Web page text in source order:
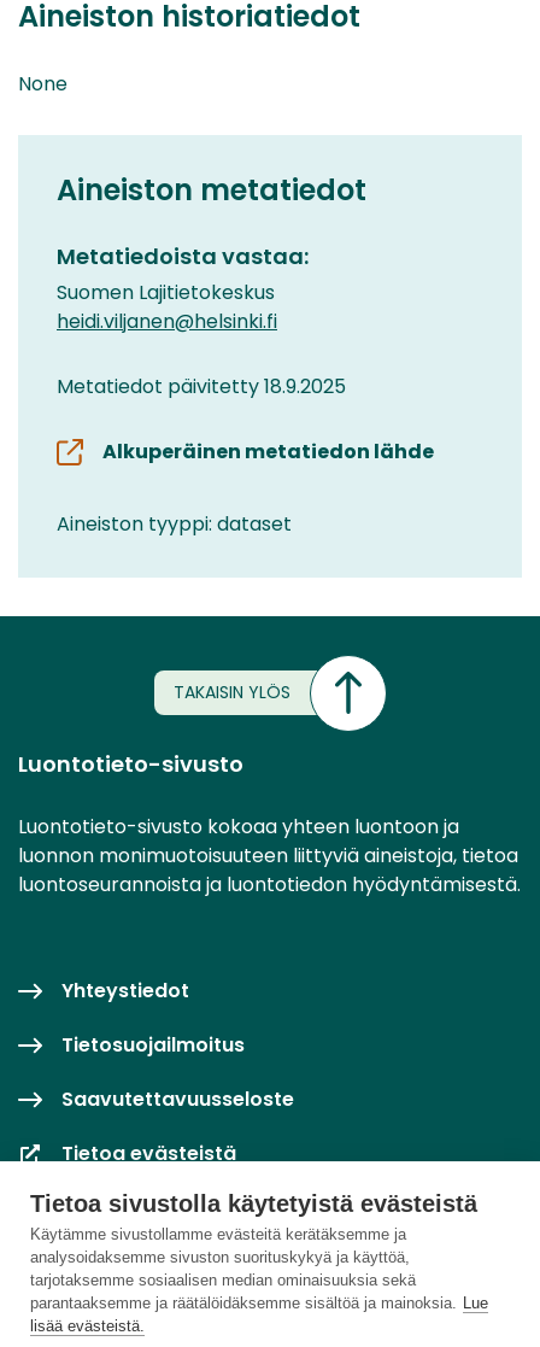
Tietoa sivustolla käytetyistä evästeistä
Käytämme sivustollamme evästeitä kerätäksemme ja
analysoidaksemme sivuston suorituskykyä ja käyttöä,
tarjotaksemme sosiaalisen median ominaisuuksia sekä
parantaaksemme ja räätälöidäksemme sisältöä ja mainoksia. Lue
lisää evästeistä.
Aineiston historiatiedot
None
Aineiston metatiedot
Metatiedoista vastaa:
Suomen Lajitietokeskus
heidi.viljanen@helsinki.fi
Metatiedot päivitetty 18.9.2025
Alkuperäinen metatiedon lähde
Aineiston tyyppi: dataset
TAKAISIN YLÖS
Luontotieto-sivusto
Luontotieto-sivusto kokoaa yhteen luontoon ja
luonnon monimuotoisuuteen liittyviä aineistoja, tietoa
luontoseurannoista ja luontotiedon hyödyntämisestä.
Yhteystiedot
Tietosuojailmoitus
Saavutettavuusseloste
Tietoa evästeistä
Evästeasetukset